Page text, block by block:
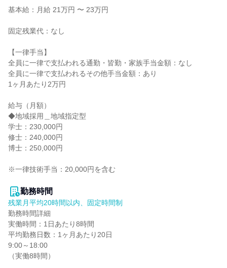
基本給：月給 21万円 〜 23万円
固定残業代：なし
【一律手当】
全員に一律で支払われる通勤・皆勤・家族手当金額：なし
全員に一律で支払われるその他手当金額：あり
1ヶ月あたり2万円
給与（月額）
◆地域採用＿地域指定型
学士：230,000円
修士：240,000円
博士：250,000円
※一律技術手当：20,000円を含む
勤務時間
残業月平均20時間以内、固定時間制
勤務時間詳細
実働時間：1日あたり8時間
平均勤務日数：1ヶ月あたり20日
9:00～18:00
（実働8時間）